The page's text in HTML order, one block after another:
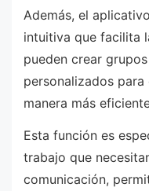
Además, el
intuitiva que facilita
pueden crear
personalizados
manera más
Esta función es
trabajo que
comunicación,